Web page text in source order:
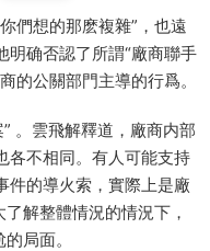
們想的那麽複雜”，也遠
明确否認了所謂“廠商聯手
的公關部門主導的行爲。
。雲飛解釋道，廠商内部
各不相同。有人可能支持
件的導火索，實際上是廠
解整體情況的情況下，
局面。